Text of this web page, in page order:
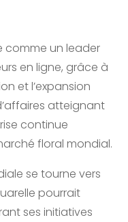
comme un leader
en ligne, grâce à
et l’expansion
atteignant
continue
floral mondial.
se tourne vers
pourrait
ses initiatives